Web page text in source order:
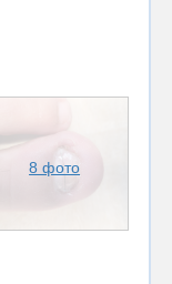
8 фото